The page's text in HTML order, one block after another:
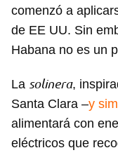
comenzó a
de EE UU. Sin
Habana no es un
La solinera,
Santa Clara –y
alimentará con
eléctricos que